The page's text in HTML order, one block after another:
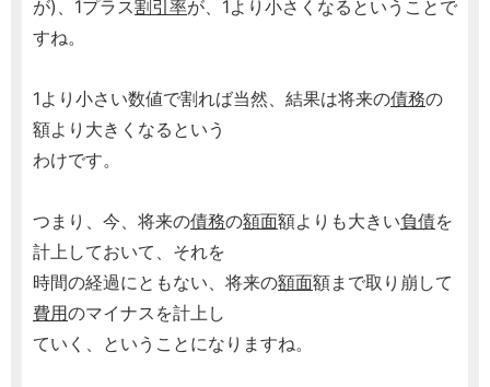
が)、1プラス割引率が、1より小さくなるということで
すね。
1より小さい数値で割れば当然、結果は将来の債務の
額より大きくなるという
わけです。
つまり、今、将来の債務の額面額よりも大きい負債を
計上しておいて、それを
時間の経過にともない、将来の額面額まで取り崩して
費用のマイナスを計上し
ていく、ということになりますね。